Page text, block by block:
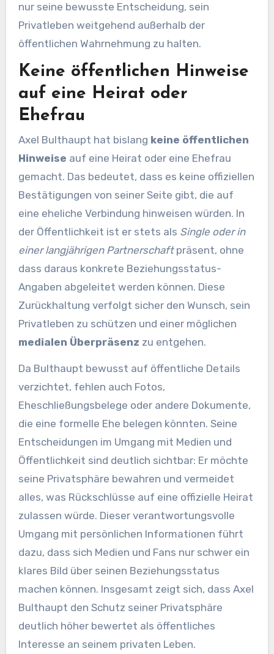
nur seine bewusste Entscheidung, sein
Privatleben weitgehend außerhalb der
öffentlichen Wahrnehmung zu halten.
Keine öffentlichen Hinweise
auf eine Heirat oder
Ehefrau
Axel Bulthaupt hat bislang keine öffentlichen
Hinweise auf eine Heirat oder eine Ehefrau
gemacht. Das bedeutet, dass es keine offiziellen
Bestätigungen von seiner Seite gibt, die auf
eine eheliche Verbindung hinweisen würden. In
der Öffentlichkeit ist er stets als Single oder in
einer langjährigen Partnerschaftpräsent, ohne
dass daraus konkrete Beziehungsstatus-
Angaben abgeleitet werden können. Diese
Zurückhaltung verfolgt sicher den Wunsch, sein
Privatleben zu schützen und einer möglichen
medialen Überpräsenz zu entgehen.
Da Bulthaupt bewusst auf öffentliche Details
verzichtet, fehlen auch Fotos,
Eheschließungsbelege oder andere Dokumente,
die eine formelle Ehe belegen könnten. Seine
Entscheidungen im Umgang mit Medien und
Öffentlichkeit sind deutlich sichtbar: Er möchte
seine Privatsphäre bewahren und vermeidet
alles, was Rückschlüsse auf eine offizielle Heirat
zulassen würde. Dieser verantwortungsvolle
Umgang mit persönlichen Informationen führt
dazu, dass sich Medien und Fans nur schwer ein
klares Bild über seinen Beziehungsstatus
machen können. Insgesamt zeigt sich, dass Axel
Bulthaupt den Schutz seiner Privatsphäre
deutlich höher bewertet als öffentliches
Interesse an seinem privaten Leben.